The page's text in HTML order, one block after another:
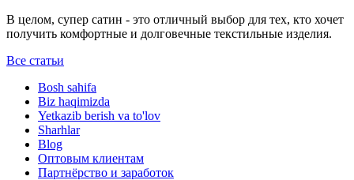
В целом, супер сатин - это отличный выбор для тех, кто хочет
получить комфортные и долговечные текстильные изделия.
Все статьи
Bosh sahifa
Biz haqimizda
Yetkazib berish va to'lov
Sharhlar
Blog
Оптовым клиентам
Партнёрство и заработок